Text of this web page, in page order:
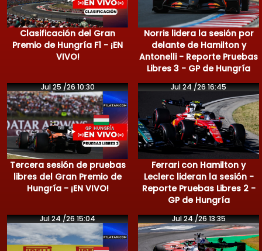
Clasificación del Gran
Premio de Hungría F1 - ¡EN
VIVO!
Norris lidera la sesión por
delante de Hamilton y
Antonelli - Reporte Pruebas
Libres 3 - GP de Hungría
Jul 25 /26 10:30
Tercera sesión de pruebas
libres del Gran Premio de
Hungría - ¡EN VIVO!
Jul 24 /26 16:45
Ferrari con Hamilton y
Leclerc lideran la sesión -
Reporte Pruebas Libres 2 -
GP de Hungría
Jul 24 /26 15:04 Jul 24 /26 13:35